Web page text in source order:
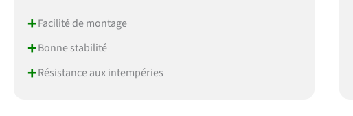
+Facilité de montage
+Bonne stabilité
+Résistance aux intempéries